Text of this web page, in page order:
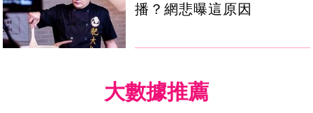
播？網悲曝這原因
大數據推薦